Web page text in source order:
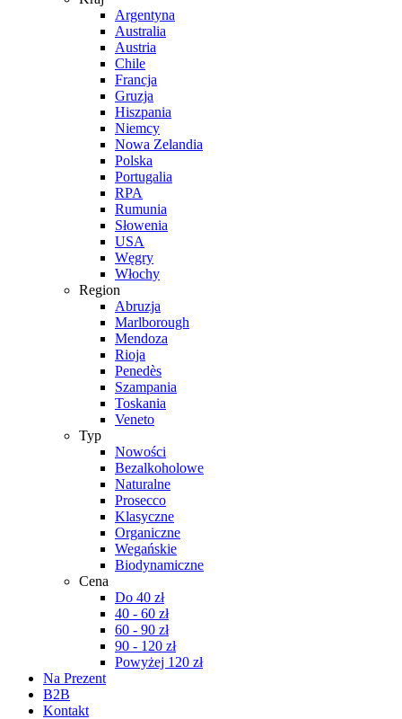
Argentyna
Australia
Austria
Chile
Francja
Gruzja
Hiszpania
Niemcy
Nowa Zelandia
Polska
Portugalia
RPA
Rumunia
Słowenia
USA
Węgry
Włochy
Region
Abruzja
Marlborough
Mendoza
Rioja
Penedès
Szampania
Toskania
Veneto
Typ
Nowości
Bezalkoholowe
Naturalne
Prosecco
Klasyczne
Organiczne
Wegańskie
Biodynamiczne
Cena
Do 40 zł
40 - 60 zł
60 - 90 zł
90 - 120 zł
Powyżej 120 zł
Na Prezent
B2B
Kontakt